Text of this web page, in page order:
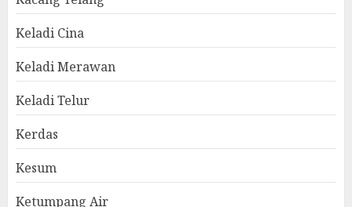
Keladi Cina
Keladi Merawan
Keladi Telur
Kerdas
Kesum
Ketumpang Air